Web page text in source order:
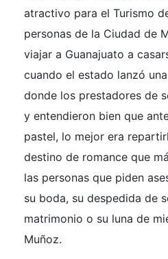
atractivo para el Turismo
personas de la Ciudad de
viajar a Guanajuato a
cuando el estado lanzó
donde los prestadores de
y entendieron bien que
pastel, lo mejor era
destino de romance que
las personas que piden
su boda, su despedida de
matrimonio o su luna de
Muñoz.